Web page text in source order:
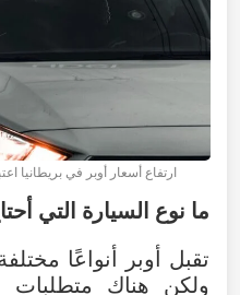
ارتفاع أسعار أوبر في بريطانيا اعتبارا من
ما نوع السيارة التي
تقبل أوبر أنواعًا
ولكن هناك